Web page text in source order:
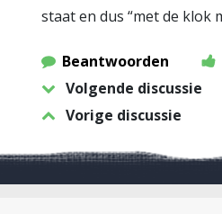
staat en dus “met de klok
Beantwoorden
Volgende discussie
Vorige discussie